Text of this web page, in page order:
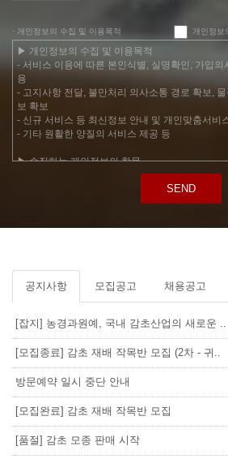
· 개인정보의 수집 및 이용목적 개인정보
SEND
공지사항 모집공고 채용공고
[잡지] 농경과원예, 국내 감초산업의 새로운 ..
[모집종료] 감초 재배 작목반 모집 (2차 - 귀..
방문예약 일시 중단 안내
[모집완료] 감초 재배 작목반 모집
[품절] 감초 모종 판매 시작